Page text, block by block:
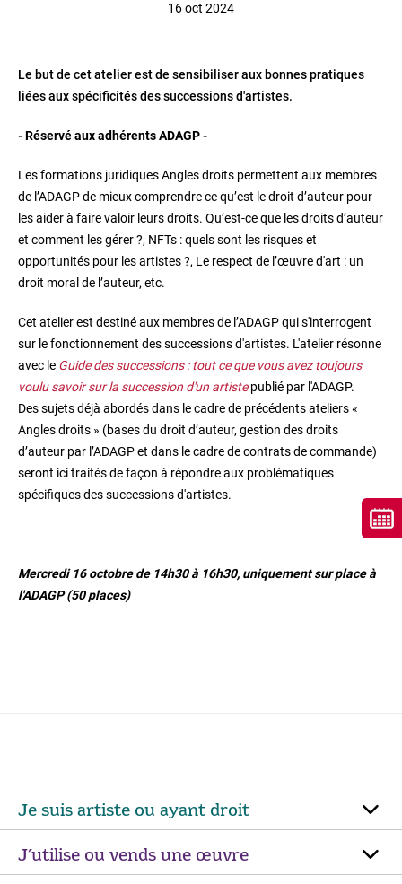
16 oct 2024
Le but de cet atelier est de sensibiliser aux bonnes pratiques
liées aux spécificités des successions d'artistes.
- Réservé aux adhérents ADAGP -
Les formations juridiques Angles droits permettent aux membres
de l’ADAGP de mieux comprendre ce qu’est le droit d’auteur pour
les aider à faire valoir leurs droits. Qu’est-ce que les droits d’auteur
et comment les gérer ?, NFTs : quels sont les risques et
opportunités pour les artistes ?, Le respect de l’œuvre d'art : un
droit moral de l’auteur, etc.
Cet atelier est destiné aux membres de l’ADAGP qui s'interrogent
sur le fonctionnement des successions d'artistes. L'atelier résonne
avec le Guide des successions : tout ce que vous avez toujours
voulu savoir sur la succession d'un artistepublié par l'ADAGP.
Des sujets déjà abordés dans le cadre de précédents ateliers «
Angles droits » (bases du droit d’auteur, gestion des droits
d’auteur par l’ADAGP et dans le cadre de contrats de commande)
seront ici traités de façon à répondre aux problématiques
spécifiques des successions d'artistes.
Mercredi 16 octobre de 14h30 à 16h30, uniquement sur place à
l'ADAGP (50 places)
Je suis artiste ou ayant droit
J’utilise ou vends une œuvre